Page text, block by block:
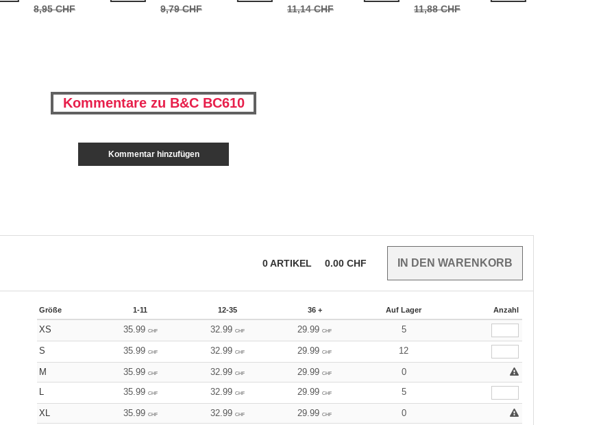
8,95 CHF 9,79 CHF 11,14 CHF 11,88 CHF
Kommentare zu B&C BC610
Kommentar hinzufügen
0ARTIKEL 0.00 CHF
Größe 1-11 12-35 36 + Auf Lager Anzahl
XS 35.99 CHF 32.99 CHF 29.99CHF 5
S 35.99 CHF 32.99 CHF 29.99CHF 12
M 35.99 CHF 32.99 CHF 29.99CHF
0
L
35.99 CHF 32.99 CHF 29.99CHF 5
XL 35.99 CHF 32.99 CHF 29.99CHF
0